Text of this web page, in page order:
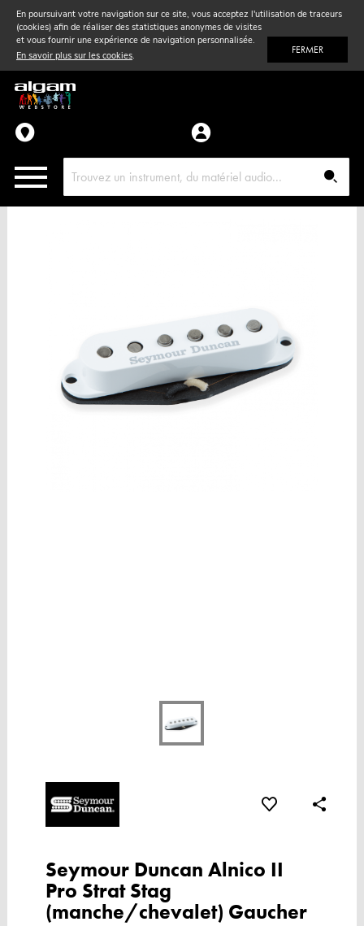
En poursuivant votre navigation sur ce site, vous acceptez l'utilisation de traceurs
(cookies) afin de réaliser des statistiques anonymes de visites
et vous fournir une expérience de navigation personnalisée.
En savoir plus sur les cookies. FERMER
Vent& Violon
Accessoires
Pièces détachées
Seymour Duncan Alnico II
Pro Strat Stag
(manche/chevalet) Gaucher